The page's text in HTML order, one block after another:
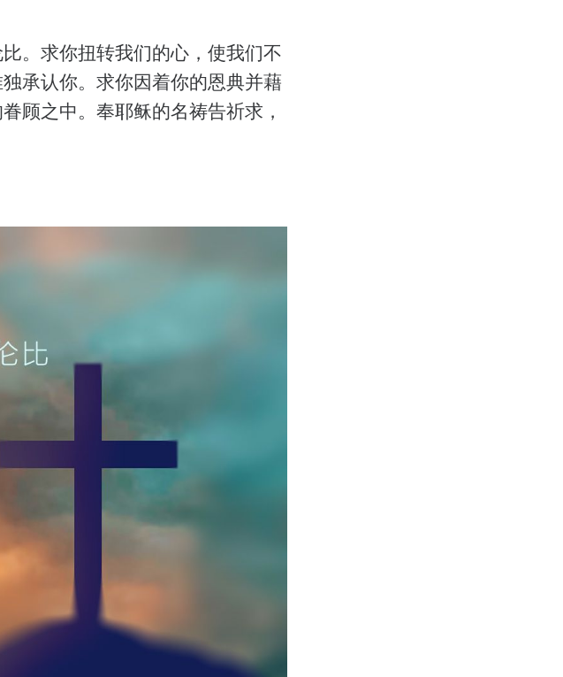
。求你扭转我们的心，使我们不
承认你。求你因着你的恩典并藉
顾之中。奉耶稣的名祷告祈求，